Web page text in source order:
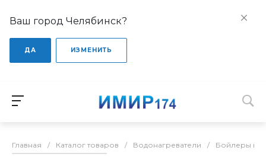
Ваш город Челябинск?
ДА ИЗМЕНИТЬ
Главная / Каталог товаров / Водонагреватели / Бойлеры